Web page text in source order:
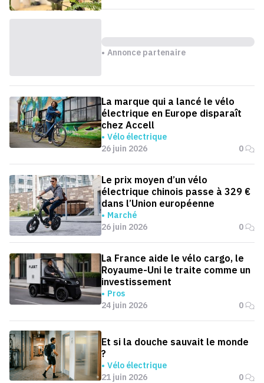
Annonce partenaire
La marque qui a lancé le vélo
électrique en Europe disparaît
chez Accell
Vélo électrique
26 juin 2026
0
Le prix moyen d’un vélo
électrique chinois passe à 329 €
dans l’Union européenne
Marché
26 juin 2026
0
La France aide le vélo cargo, le
Royaume-Uni le traite comme un
investissement
Pros
24 juin 2026
0
Et si la douche sauvait le monde
?
Vélo électrique
21 juin 2026
0